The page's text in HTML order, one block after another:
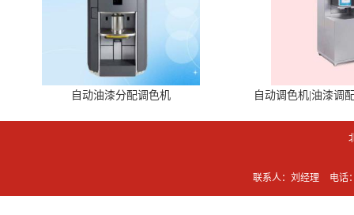
自动油漆分配调色机 自动调色机|油漆调
联系人：刘经理 电话